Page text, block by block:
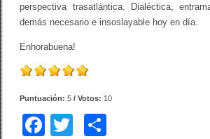
perspectiva trasatlántica. Dialéctica,
demás necesario e insoslayable hoy en día.
Enhorabuena!
Puntuación:5 / Votos: 10
F